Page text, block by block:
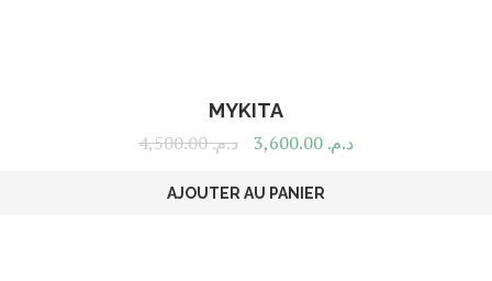
MYKITA
د.م.4,500.00 د.م.
AJOUTER AU PANIER